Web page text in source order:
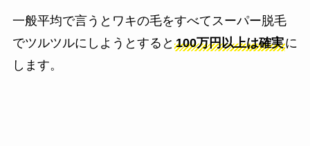
一般平均で言うとワキの毛をすべてスーパー脱毛
でツルツルにしようとすると 100万円以上は確実に
します。